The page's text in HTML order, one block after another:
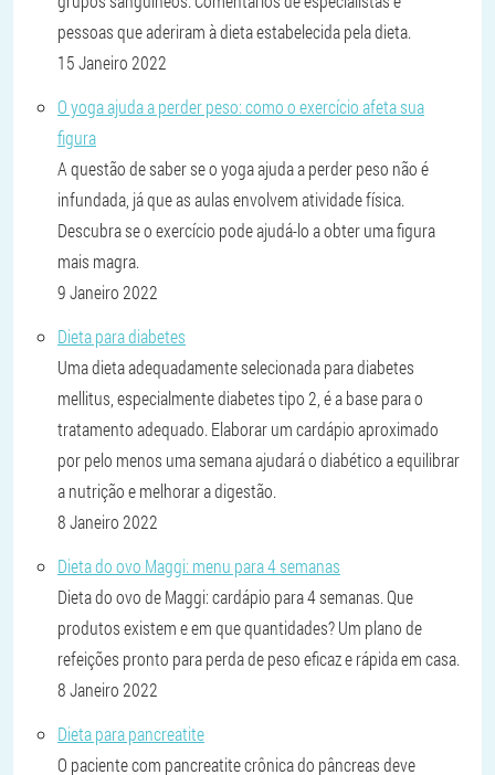
pessoas que aderiram à dieta estabelecida pela dieta.
15 Janeiro 2022
O yoga ajuda a perder peso: como o exercício afeta sua
figura
A questão de saber se o yoga ajuda a perder peso não é
infundada, já que as aulas envolvem atividade física.
Descubra se o exercício pode ajudá-lo a obter uma figura
mais magra.
9 Janeiro 2022
Dieta para diabetes
Uma dieta adequadamente selecionada para diabetes
mellitus, especialmente diabetes tipo 2, é a base para o
tratamento adequado. Elaborar um cardápio aproximado
por pelo menos uma semana ajudará o diabético a equilibrar
a nutrição e melhorar a digestão.
8 Janeiro 2022
Dieta do ovo Maggi: menu para 4 semanas
Dieta do ovo de Maggi: cardápio para 4 semanas. Que
produtos existem e em que quantidades? Um plano de
refeições pronto para perda de peso eficaz e rápida em casa.
8 Janeiro 2022
Dieta para pancreatite
O paciente com pancreatite crônica do pâncreas deve